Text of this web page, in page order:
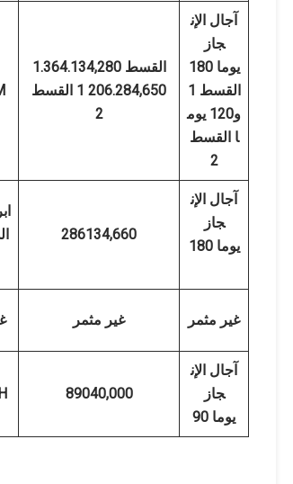
آجال الإن
جاز
180 يوما
القسط 1
و120 يوم
ا القسط
2
1.364.134,280 القسط
1 206.284,650 القسط
2
آجال الإن
جاز
180 يوما
286134,660
غير مثمر غير مثمر
آجال الإن
جاز
90 يوما
89040,000